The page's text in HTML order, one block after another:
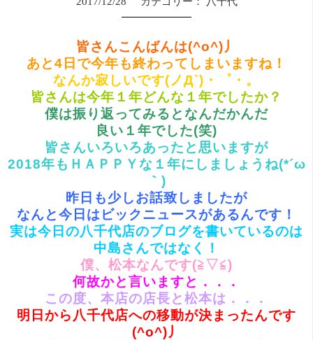
皆さんこんばんは(^o^)丿
あと4日で今年も終わってしまいますね！
なんか寂しいです(ノД`)・゜・。
皆さんは今年１年どんな１年でしたか？
僕は振り返ってみるとなんだかんだ
良い１年でした(笑)
皆さんいろいろあったと思いますが
2018年もＨＡＰＰＹな１年にしましょうね(*´ω
｀)
昨日も少しお話致しましたが
なんと今日はビックニュースがあるんです！
実は今日の八千代店のブログを書いているのは
中島さんではなく！
僕、松本なんです(≧▽≦)
何故かと言いますと．．．
この度、本店の店長と松本は．．．
明日から八千代店への移動が決まったんです
(^o^)丿